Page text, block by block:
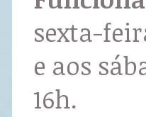
sexta-
e aos
16h.